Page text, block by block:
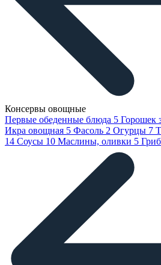
Консервы овощные
Первые обеденные блюда 5 Горошек
Икра овощная 5 Фасоль 2 Огурцы 7
14 Соусы 10 Маслины, оливки 5